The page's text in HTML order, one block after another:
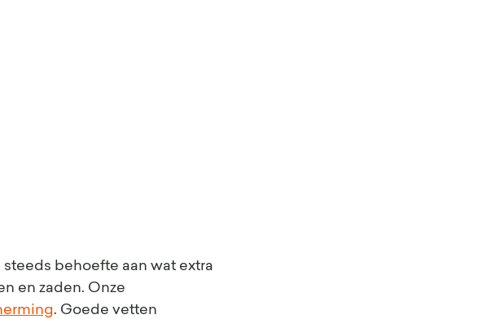
behoefte aan wat extra
en zaden. Onze
. Goede vetten